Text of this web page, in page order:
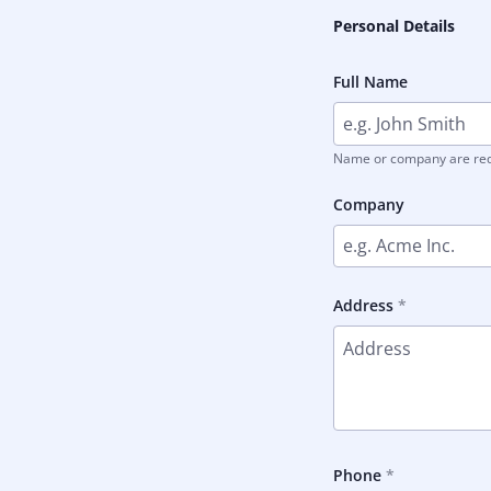
Personal Details
Full Name
Name or company are
Company
Address
Phone